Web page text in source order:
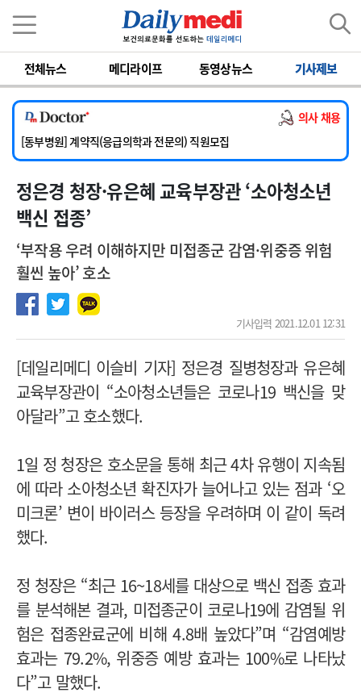
전체뉴스 메디라이프 동영상뉴스 기사제보
의사 채용
[서울아산병원] 2026년 하반기 인턴 모집
[영남대학교의료원] 마취통증의학과 임기제 임상의사 채용
[충남대학교병원] 소아청소년과(소아응급전담) 계약직 의사 공개채용
[동부병원] 계약직(응급의학과 전문의) 직원모집
[이대목동병원] 하반기 전공의(레지던트1년차) 모집
[서울아산병원] 2026년 하반기 인턴 모집
[영남대학교의료원] 마취통증의학과 임기제 임상의사 채용
정은경 청장·유은혜 교육부장관 ‘소아청소년
백신 접종’
‘부작용 우려 이해하지만 미접종군 감염·위중증 위험
훨씬 높아’ 호소
기사입력 2021.12.01 12:31
[데일리메디 이슬비 기자] 정은경 질병청장과 유은혜
교육부장관이 “소아청소년들은 코로나19 백신을 맞
아달라”고 호소했다.
1일 정 청장은 호소문을 통해 최근 4차 유행이 지속됨
에 따라 소아청소년 확진자가 늘어나고 있는 점과 ‘오
미크론’ 변이 바이러스 등장을 우려하며 이 같이 독려
했다.
정 청장은 “최근 16~18세를 대상으로 백신 접종 효과
를 분석해본 결과, 미접종군이 코로나19에 감염될 위
험은 접종완료군에 비해 4.8배 높았다”며 “감염예방
효과는 79.2%, 위중증 예방 효과는 100%로 나타났
다”고 말했다.